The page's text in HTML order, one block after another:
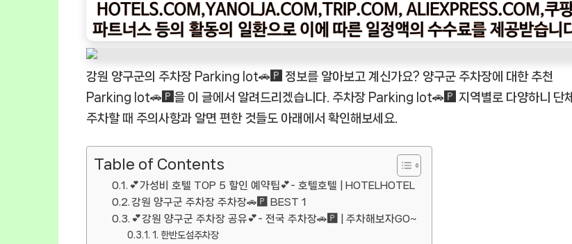
강원 양구군의 주차장 Parking lot🚗🅿️ 정보를 알아보고 계신가요? 양구군 주차장에 대한 추천
Parking lot🚗🅿️을 이 글에서 알려드리겠습니다. 주차장 Parking lot🚗🅿️ 지역별로 다양하니 단체
주차할 때 주의사항과 알면 편한 것들도 아래에서 확인해보세요.
Table of Contents
💕가성비 호텔 TOP 5 할인 예약팁💕- 호텔호텔 | HOTELHOTEL
강원 양구군 주차장 주차장🚗🅿️ BEST 1
💕강원 양구군 주차장 공유💕- 전국 주차장🚗🅿️ | 주차해보자GO~
1. 한반도섬주차장